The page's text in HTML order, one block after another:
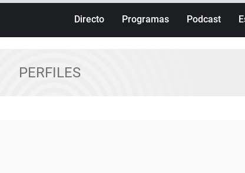
Directo Programas Podcast
PERFILES